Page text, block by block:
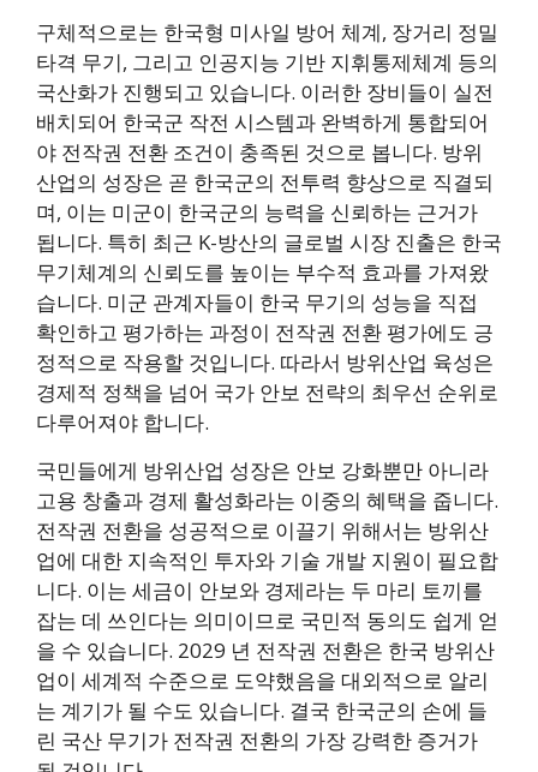
구체적으로는 한국형 미사일 방어 체계, 장거리 정밀
타격 무기, 그리고 인공지능 기반 지휘통제체계 등의
국산화가 진행되고 있습니다. 이러한 장비들이 실전
배치되어 한국군 작전 시스템과 완벽하게 통합되어
야 전작권 전환 조건이 충족된 것으로 봅니다. 방위
산업의 성장은 곧 한국군의 전투력 향상으로 직결되
며, 이는 미군이 한국군의 능력을 신뢰하는 근거가
됩니다. 특히 최근 K-방산의 글로벌 시장 진출은 한국
무기체계의 신뢰도를 높이는 부수적 효과를 가져왔
습니다. 미군 관계자들이 한국 무기의 성능을 직접
확인하고 평가하는 과정이 전작권 전환 평가에도 긍
정적으로 작용할 것입니다. 따라서 방위산업 육성은
경제적 정책을 넘어 국가 안보 전략의 최우선 순위로
다루어져야 합니다.
국민들에게 방위산업 성장은 안보 강화뿐만 아니라
고용 창출과 경제 활성화라는 이중의 혜택을 줍니다.
전작권 전환을 성공적으로 이끌기 위해서는 방위산
업에 대한 지속적인 투자와 기술 개발 지원이 필요합
니다. 이는 세금이 안보와 경제라는 두 마리 토끼를
잡는 데 쓰인다는 의미이므로 국민적 동의도 쉽게 얻
을 수 있습니다. 2029 년 전작권 전환은 한국 방위산
업이 세계적 수준으로 도약했음을 대외적으로 알리
는 계기가 될 수도 있습니다. 결국 한국군의 손에 들
린 국산 무기가 전작권 전환의 가장 강력한 증거가